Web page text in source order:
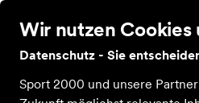
Wir nutzen Cookies
Datenschutz - Sie
Sport 2000 und unsere
Bekleidung Schuhe